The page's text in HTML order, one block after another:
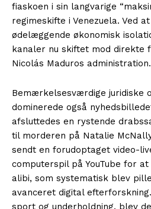
fiaskoen i sin langvarige
regimeskifte i Venezuela. Ved
ødelæggende økonomisk
kanaler nu skiftet mod direkte
Nicolás Maduros administration.
Bemærkelsesværdige juridiske
dominerede også
afsluttedes en rystende
til morderen på Natalie
sendt en forudoptaget video-
computerspil på YouTube for
alibi, som systematisk blev
avanceret digital
sport og underholdning, blev